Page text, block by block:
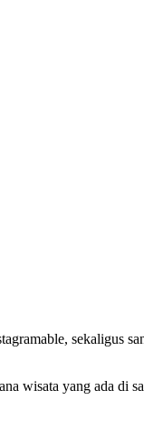
sekaligus
wisata yang ada di